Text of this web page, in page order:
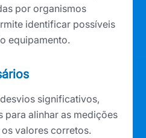
por organismos
identificar possíveis
equipamento.
significativos,
para alinhar as medições
valores corretos.